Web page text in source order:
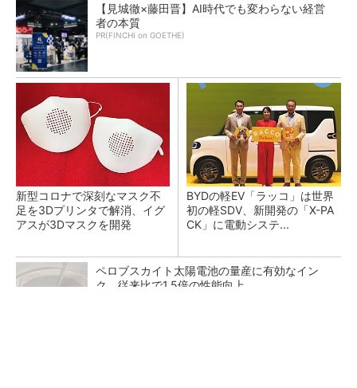
【見城徹×藤田晋】AI時代でも変わらない経営
者の本質
PR(FINCHI on GOETHE)
新型コロナで深刻なマスク不
足を3Dプリンタで解消、イグ
アスが3Dマスクを開発
BYDの軽EV「ラッコ」は世界
初の軽SDV、新開発の「X-PA
CK」に電動システ...
ペロブスカイト太陽電池の量産に有効なイン
ク、従来比で1.5倍の性能向上